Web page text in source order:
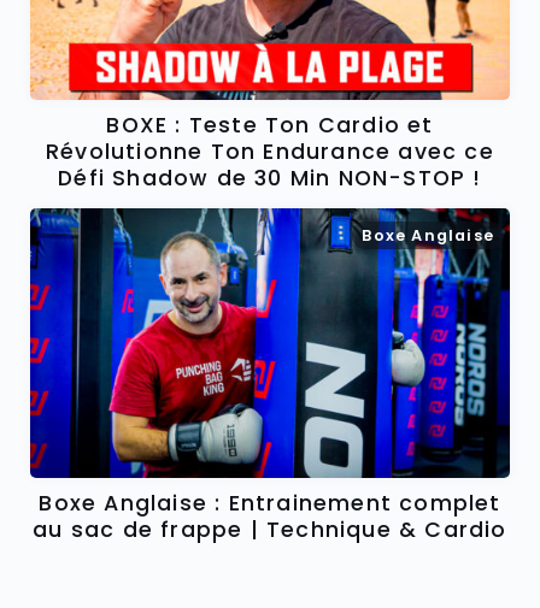
BOXE : Teste Ton Cardio et
Révolutionne Ton Endurance avec ce
Défi Shadow de 30 Min NON-STOP !
Boxe Anglaise
Boxe Anglaise : Entrainement complet
au sac de frappe | Technique & Cardio